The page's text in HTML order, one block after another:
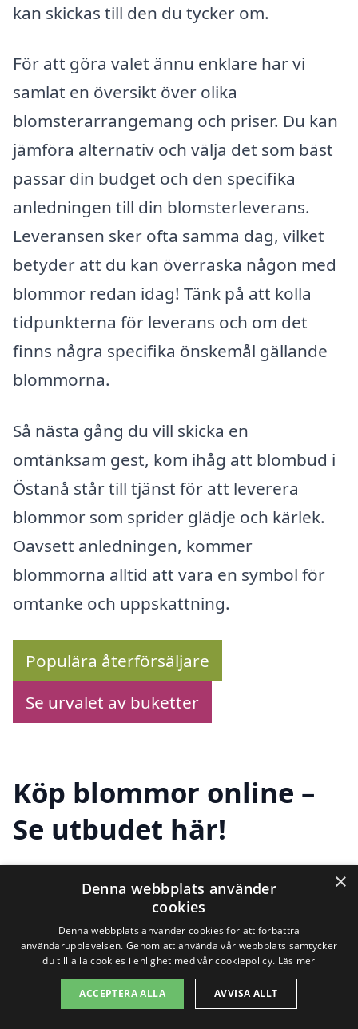
kan skickas till den du tycker om.
För att göra valet ännu enklare har vi
samlat en översikt över olika
blomsterarrangemang och priser. Du kan
jämföra alternativ och välja det som bäst
passar din budget och den specifika
anledningen till din blomsterleverans.
Leveransen sker ofta samma dag, vilket
betyder att du kan överraska någon med
blommor redan idag! Tänk på att kolla
tidpunkterna för leverans och om det
finns några specifika önskemål gällande
blommorna.
Så nästa gång du vill skicka en
omtänksam gest, kom ihåg att blombud i
Östanå står till tjänst för att leverera
blommor som sprider glädje och kärlek.
Oavsett anledningen, kommer
blommorna alltid att vara en symbol för
omtanke och uppskattning.
Populära återförsäljare
Se urvalet av buketter
Köp blommor online –
Se utbudet här!
Letar du efter blombud i Östanå? Vi
för blomsterleverans direkt till dörren.
Oavsett om det handlar om en
födelsedag, ett bröllop eller bara för att
×
Denna webbplats använder
cookies
Denna webbplats använder cookies för att förbättra
användarupplevelsen. Genom att använda vår webbplats samtycker
du till alla cookies i enlighet med vår cookiepolicy. Läs mer
ACCEPTERA ALLA AVVISA ALLT